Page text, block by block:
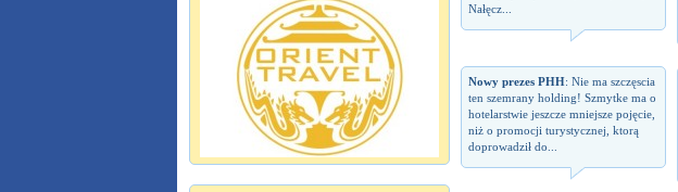
Nałęcz...
Nowy prezes PHH: Nie ma szczęscia
ten szemrany holding! Szmytke ma o
hotelarstwie jeszcze mniejsze pojęcie,
niż o promocji turystycznej, ktorą
doprowadził do...